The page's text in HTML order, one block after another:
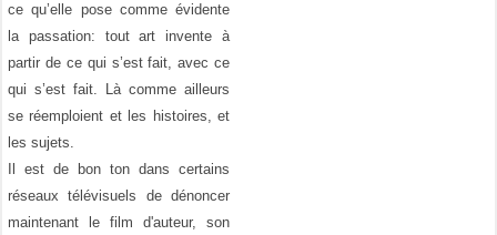
ce qu’elle pose comme évidente
la passation: tout art invente à
partir de ce qui s’est fait, avec ce
qui s’est fait. Là comme ailleurs
se réemploient et les histoires, et
les sujets.
Il est de bon ton dans certains
réseaux télévisuels de dénoncer
maintenant le film d'auteur, son